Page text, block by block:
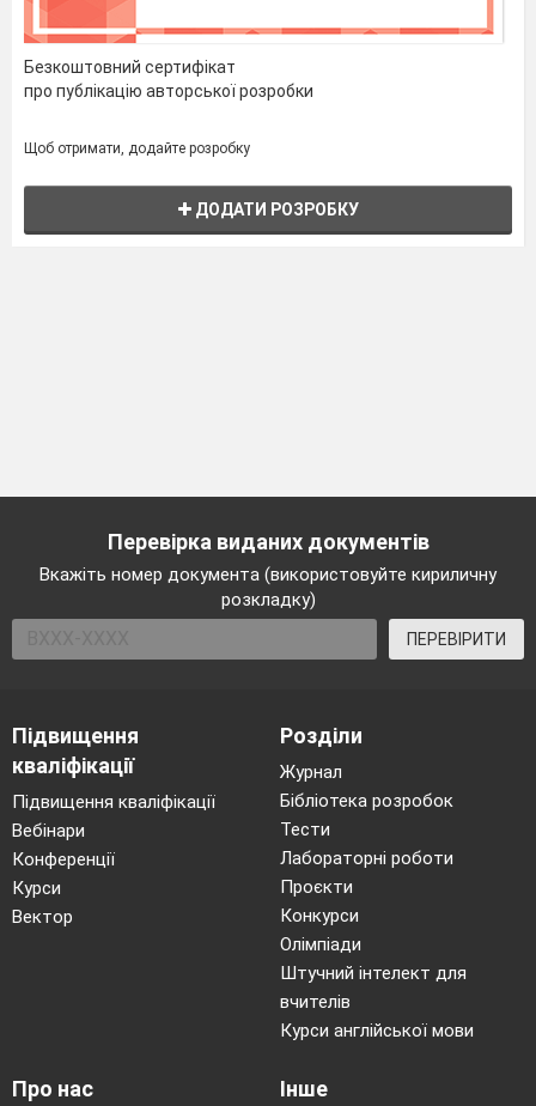
Безкоштовний сертифікат
про публікацію авторської розробки
Щоб отримати, додайте розробку
ДОДАТИ РОЗРОБКУ
Перевірка виданих документів
Вкажіть номер документа (використовуйте кириличну
розкладку)
ПЕРЕВІРИТИ
Підвищення
кваліфікації
Підвищення кваліфікації
Вебінари
Конференції
Курси
Вектор
Розділи
Журнал
Бібліотека розробок
Тести
Лабораторні роботи
Проєкти
Конкурси
Олімпіади
Штучний інтелект для
вчителів
Курси англійської мови
Про нас Інше